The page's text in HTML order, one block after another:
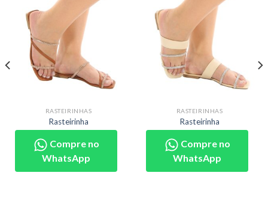
RASTEIRINHAS
Rasteirinha
Compre no
WhatsApp
RASTEIRINHAS
Rasteirinha
Compre no
WhatsApp